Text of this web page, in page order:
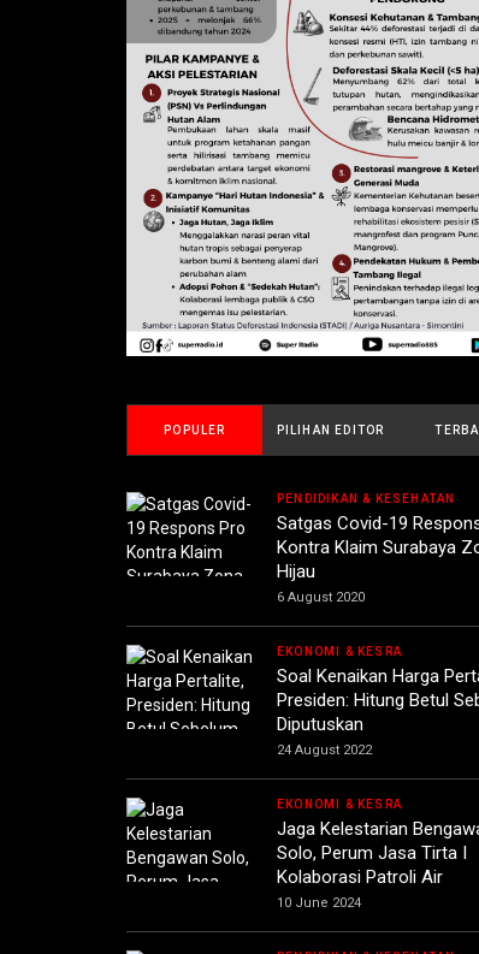
POPULER PILIHAN EDITOR
PENDIDIKAN & KESEHATAN
Satgas Covid-19
Kontra Klaim Surabaya
Hijau
6 August 2020
EKONOMI & KESRA
Soal Kenaikan Harga
Presiden: Hitung Betul
Diputuskan
24 August 2022
EKONOMI & KESRA
Jaga Kelestarian
Solo, Perum Jasa Tirta I
Kolaborasi Patroli Air
10 June 2024